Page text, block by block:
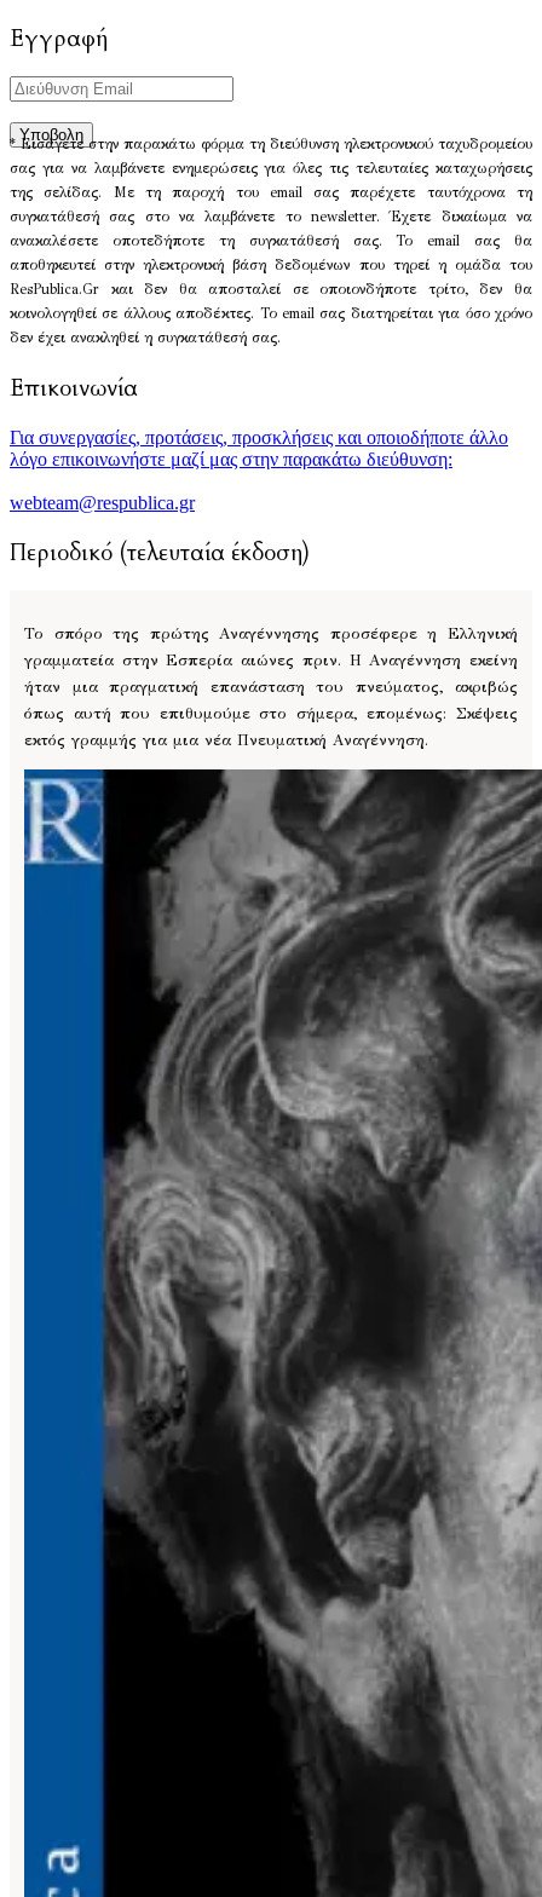
Εγγραφή
* Εισάγετε στην παρακάτω φόρμα τη διεύθυνση ηλεκτρονικού ταχυδρομείου
σας για να λαμβάνετε ενημερώσεις για όλες τις τελευταίες καταχωρήσεις
της σελίδας. Με τη παροχή του email σας παρέχετε ταυτόχρονα τη
συγκατάθεσή σας στο να λαμβάνετε το newsletter. Έχετε δικαίωμα να
ανακαλέσετε οποτεδήποτε τη συγκατάθεσή σας. Το email σας θα
αποθηκευτεί στην ηλεκτρονική βάση δεδομένων που τηρεί η ομάδα του
ResPublica.Gr και δεν θα αποσταλεί σε οποιονδήποτε τρίτο, δεν θα
κοινολογηθεί σε άλλους αποδέκτες. Το email σας διατηρείται για όσο χρόνο
δεν έχει ανακληθεί η συγκατάθεσή σας.
Επικοινωνία
Για συνεργασίες, προτάσεις, προσκλήσεις και οποιοδήποτε άλλο
λόγο επικοινωνήστε μαζί μας στην παρακάτω διεύθυνση:
webteam@respublica.gr
Περιοδικό (τελευταία έκδοση)
Το σπόρο της πρώτης Αναγέννησης προσέφερε η Ελληνική
γραμματεία στην Εσπερία αιώνες πριν. Η Αναγέννηση εκείνη
ήταν μια πραγματική επανάσταση του πνεύματος, ακριβώς
όπως αυτή που επιθυμούμε στο σήμερα, επομένως: Σκέψεις
εκτός γραμμής για μια νέα Πνευματική Αναγέννηση.